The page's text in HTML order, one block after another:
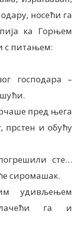
носећи га
ка Горњем
с питањем:
господара –
пред њега
прстен и обућу
сте…
сиромашак.
удивљењем
га и